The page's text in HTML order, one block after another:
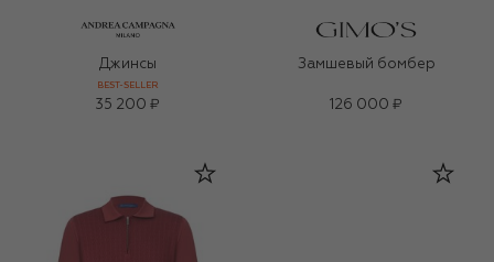
Джинсы
BEST-SELLER
35 200 ₽
Замшевый бомбер
126 000 ₽